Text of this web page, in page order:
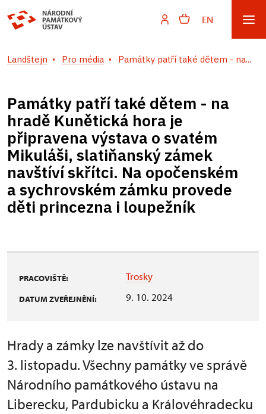
EN
Landštejn Pro média Památky patří také dětem - na...
Památky patří také dětem - na
hradě Kunětická hora je
připravena výstava o svatém
Mikuláši, slatiňanský zámek
navštíví skřítci. Na opočenském
a sychrovském zámku provede
děti princezna i loupežník
PRACOVIŠTĚ: Trosky
DATUM ZVEŘEJNĚNÍ: 9. 10. 2024
Hrady a zámky lze navštívit až do
3. listopadu. Všechny památky ve správě
Národního památkového ústavu na
Liberecku, Pardubicku a Královéhradecku